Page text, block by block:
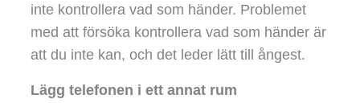
inte kontrollera vad som händer. Problemet
med att försöka kontrollera vad som händer är
att du inte kan, och det leder lätt till ångest.
Lägg telefonen i ett annat rum